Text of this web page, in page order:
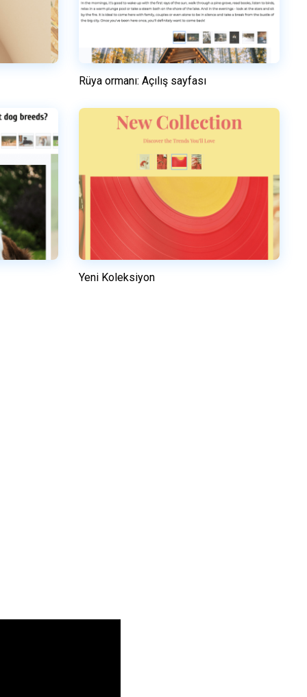
Önizleme
Bu şablonu kullanın
Rüya ormanı: Açılış sayfası
Yeni Koleksiyon